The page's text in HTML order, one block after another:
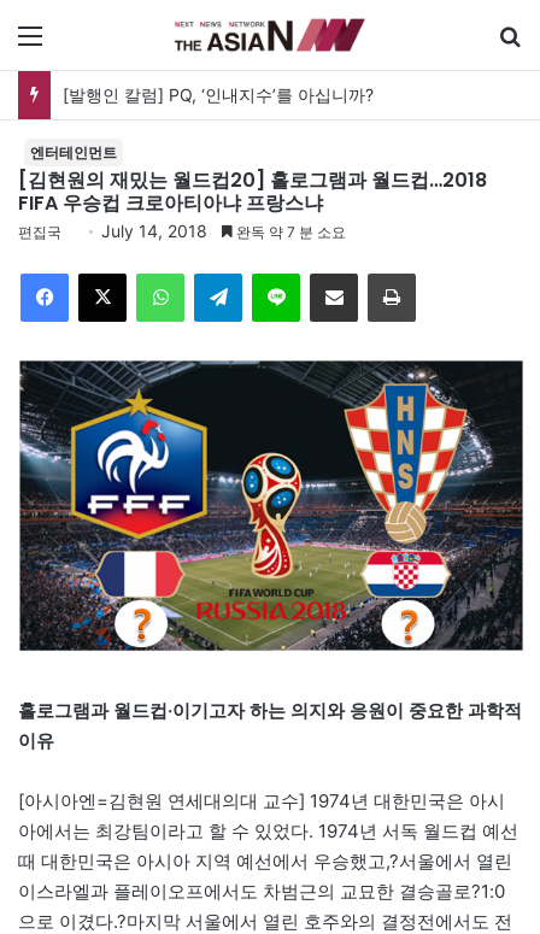
‘최후의 5분’…두 발의 머스킷과 병사가 버티는 시간
엔터테인먼트
[김현원의 재밌는 월드컵20] 홀로그램과 월드컵…2018
FIFA 우승컵 크로아티아냐 프랑스냐
편집국 July 14, 2018 완독 약 7 분 소요
Telegram 이메일
홀로그램과 월드컵·이기고자 하는 의지와 응원이 중요한 과학적
이유
[아시아엔=김현원 연세대의대 교수] 1974년 대한민국은 아시
아에서는 최강팀이라고 할 수 있었다. 1974년 서독 월드컵 예선
때 대한민국은 아시아 지역 예선에서 우승했고,?서울에서 열린
이스라엘과 플레이오프에서도 차범근의 교묘한 결승골로?1:0
으로 이겼다.?마지막 서울에서 열린 호주와의 결정전에서도 전